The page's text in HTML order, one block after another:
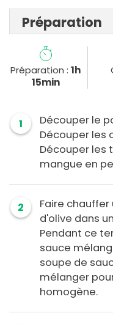
Préparation
Préparation :1h
15min
1
Découper le
Découper les
Découper les
mangue en
2
Faire
d'olive dans
Pendant ce
sauce
soupe de
mélanger
homogène.